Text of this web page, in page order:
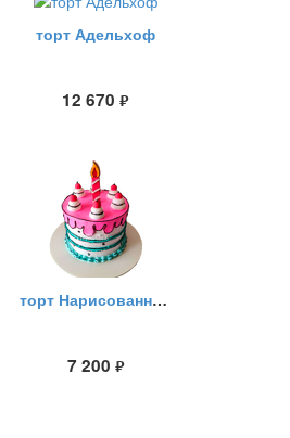
торт Адельхоф
12 670 руб.
торт Нарисованный..
7 200 руб.